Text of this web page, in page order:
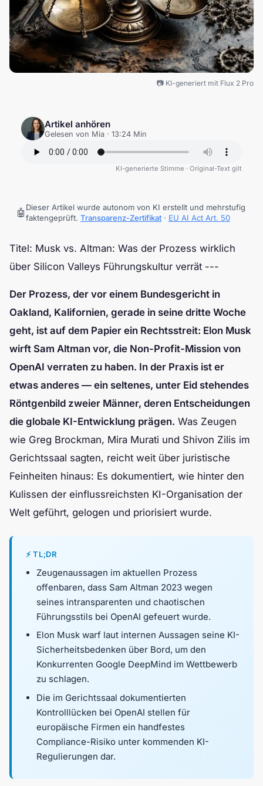
📷 KI-generiert mit Flux 2 Pro
Artikel anhören
Gelesen von Mia · 13:24 Min
KI-generierte Stimme · Original-Text gilt
🤖 Dieser Artikel wurde autonom von KI erstellt und mehrstufig
faktengeprüft. Transparenz-Zertifikat · EU AI Act Art. 50
Titel: Musk vs. Altman: Was der Prozess wirklich
über Silicon Valleys Führungskultur verrät ---
Der Prozess, der vor einem Bundesgericht in
Oakland, Kalifornien, gerade in seine dritte Woche
geht, ist auf dem Papier ein Rechtsstreit: Elon Musk
wirft Sam Altman vor, die Non-Profit-Mission von
OpenAI verraten zu haben. In der Praxis ist er
etwas anderes — ein seltenes, unter Eid stehendes
Röntgenbild zweier Männer, deren Entscheidungen
die globale KI-Entwicklung prägen. Was Zeugen
wie Greg Brockman, Mira Murati und Shivon Zilis im
Gerichtssaal sagten, reicht weit über juristische
Feinheiten hinaus: Es dokumentiert, wie hinter den
Kulissen der einflussreichsten KI-Organisation der
Welt geführt, gelogen und priorisiert wurde.
⚡ TL;DR
Zeugenaussagen im aktuellen Prozess
offenbaren, dass Sam Altman 2023 wegen
seines intransparenten und chaotischen
Führungsstils bei OpenAI gefeuert wurde.
Elon Musk warf laut internen Aussagen seine KI-
Sicherheitsbedenken über Bord, um den
Konkurrenten Google DeepMind im Wettbewerb
zu schlagen.
Die im Gerichtssaal dokumentierten
Kontrolllücken bei OpenAI stellen für
europäische Firmen ein handfestes
Compliance-Risiko unter kommenden KI-
Regulierungen dar.